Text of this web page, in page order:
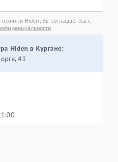
Hiden, Вы соглашаетесь с
Hiden в Кургане:
41